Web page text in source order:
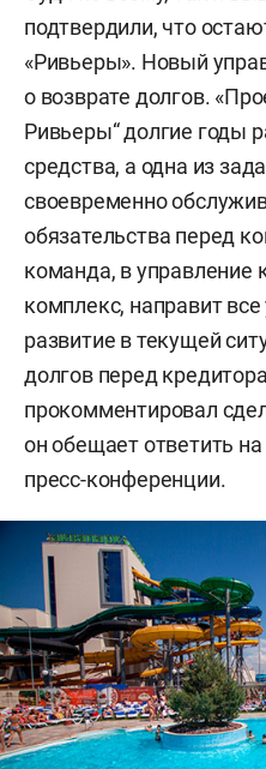
подтвердили, что
«Ривьеры». Новый
о возврате долгов.
Ривьеры“ долгие годы
средства, а одна из
своевременно
обязательства перед
команда, в управление
комплекс, направит
развитие в текущей
долгов перед
прокомментировал
он обещает ответить
пресс-конференции.